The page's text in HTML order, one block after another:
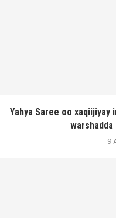
Yahya Saree oo
warshadda
9